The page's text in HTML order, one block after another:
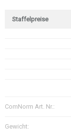
Staffelpreise
ComNorm Art. Nr.:
Gewicht: